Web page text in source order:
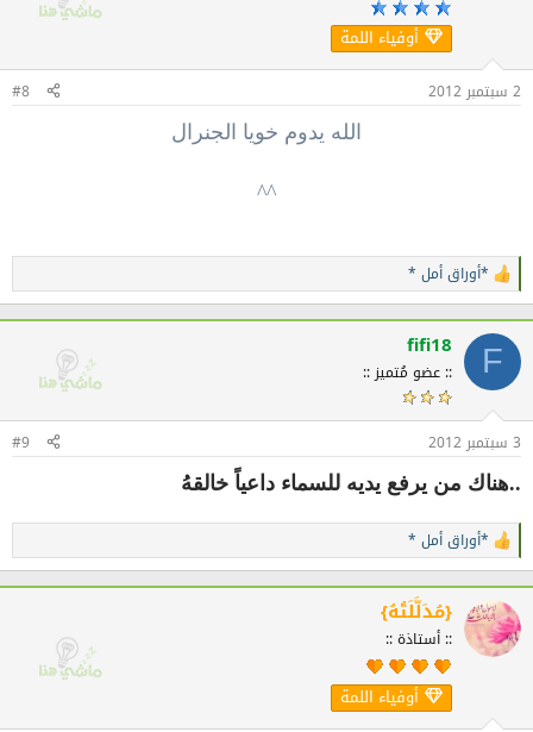
أوفياء اللمة
2 سبتمبر 2012 #8
الله يدوم خويا الجنرال
^^
ا
ل
ت
ف
ع
ا
:
*أوراق أمل *
F
fifi18
:: عضو مُتميز ::
3 سبتمبر 2012 #9
..هناك من يرفع يديه للسماء داعياً خالقهُ
ا
ل
ت
ف
ا
ع
*أوراق أمل *
{مُدَلَّلَتُهُ}
:: أستاذة ::
أوفياء اللمة